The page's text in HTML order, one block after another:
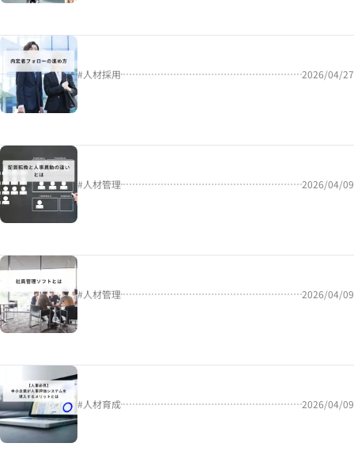
#人材採用 2026/04/27
#人材管理 2026/04/09
#人材管理 2026/04/09
#人材育成 2026/04/09